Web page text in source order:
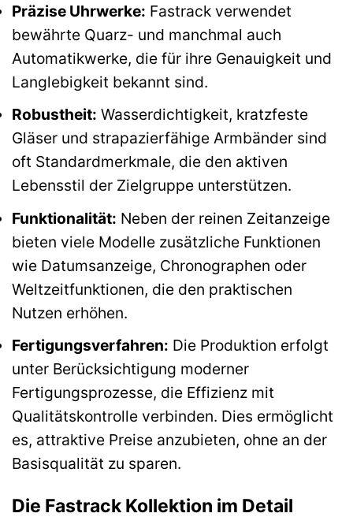
Präzise Uhrwerke: Fastrack verwendet
bewährte Quarz- und manchmal auch
Automatikwerke, die für ihre Genauigkeit und
Langlebigkeit bekannt sind.
Robustheit: Wasserdichtigkeit, kratzfeste
Gläser und strapazierfähige Armbänder sind
oft Standardmerkmale, die den aktiven
Lebensstil der Zielgruppe unterstützen.
Funktionalität: Neben der reinen Zeitanzeige
bieten viele Modelle zusätzliche Funktionen
wie Datumsanzeige, Chronographen oder
Weltzeitfunktionen, die den praktischen
Nutzen erhöhen.
Fertigungsverfahren: Die Produktion erfolgt
unter Berücksichtigung moderner
Fertigungsprozesse, die Effizienz mit
Qualitätskontrolle verbinden. Dies ermöglicht
es, attraktive Preise anzubieten, ohne an der
Basisqualität zu sparen.
Die Fastrack Kollektion im Detail